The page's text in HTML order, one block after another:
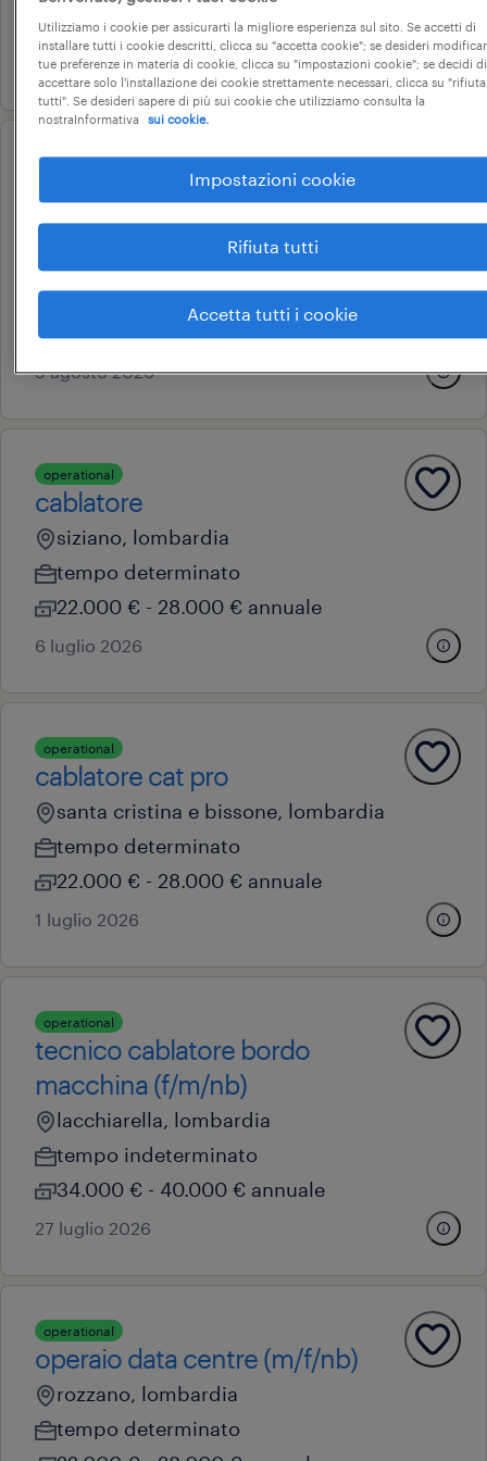
34.000 € - 40.000 € annuale
23 giugno 2026
manutentore elettromeccanico
| settore chimico
tempo indeterminato
28.000 € - 35.000 € annuale
5 agosto 2026
operational
cablatore
siziano, lombardia
tempo determinato
22.000 € - 28.000 € annuale
6 luglio 2026
operational
cablatore cat pro
santa cristina e bissone, lombardia
tempo determinato
22.000 € - 28.000 € annuale
1 luglio 2026
operational
tecnico cablatore bordo
macchina (f/m/nb)
lacchiarella, lombardia
tempo indeterminato
34.000 € - 40.000 € annuale
27 luglio 2026
operational
operaio data centre (m/f/nb)
rozzano, lombardia
tempo determinato
Utilizziamo i cookie per assicurarti la migliore esperienza sul sito. Se accetti di
installare tutti i cookie descritti, clicca su "accetta cookie"; se desideri
tue preferenze in materia di cookie, clicca su "impostazioni cookie"; se decidi di
accettare solo l'installazione dei cookie strettamente necessari, clicca su "rifiuta
tutti". Se desideri sapere di più sui cookie che utilizziamo consulta la
nostraInformativa
sui cookie.
Impostazioni cookie
Rifiuta tutti
Accetta tutti i cookie